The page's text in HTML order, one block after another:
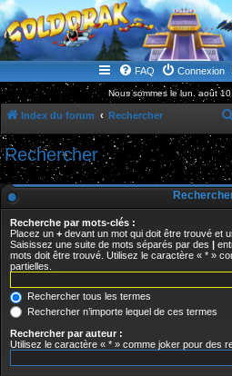
le site de la Lune Rouge
FAQ Connexion
Nous sommes le lun. août
Index du forum Rechercher
Rechercher
Recherche par mots-clés :
Placez un + devant un mot qui doit être trouvé et
Saisissez une suite de mots séparés par des |
mots doit être trouvé. Utilisez le caractère « * »
partielles.
Rechercher tous les termes
Rechercher n’importe lequel de ces termes
Rechercher par auteur :
Utilisez le caractère « * » comme joker pour des